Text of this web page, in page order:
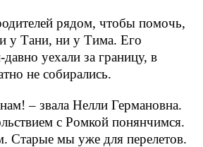
рядом, чтобы помочь,
у Тани, ни у Тима. Его
уехали за границу, в
не собирались.
– звала Нелли Германовна.
с Ромкой понянчимся.
Старые мы уже для перелетов.